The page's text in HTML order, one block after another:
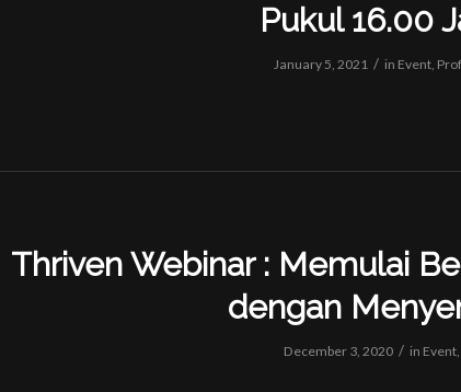
Pukul 16.00
January 5, 2021 / in Event,
Thriven Webinar : Memulai
dengan
December 3, 2020 / in Event,